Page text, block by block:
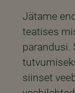
Jätame
teatises
parandusi.
siinset